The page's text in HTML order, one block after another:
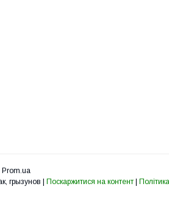
Prom.ua
Поскаржитися на контент